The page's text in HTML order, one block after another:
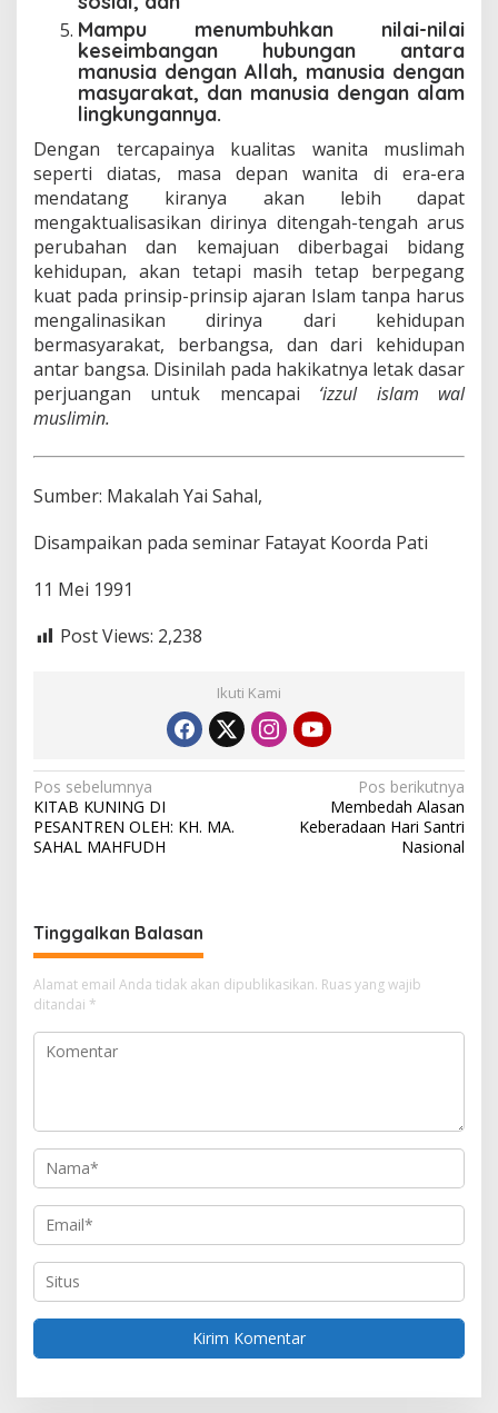
Mampu menumbuhkan nilai-nilai
keseimbangan hubungan antara
manusia dengan Allah, manusia dengan
masyarakat, dan manusia dengan alam
lingkungannya.
Dengan tercapainya kualitas wanita muslimah
seperti diatas, masa depan wanita di era-era
mendatang kiranya akan lebih dapat
mengaktualisasikan dirinya ditengah-tengah arus
perubahan dan kemajuan diberbagai bidang
kehidupan, akan tetapi masih tetap berpegang
kuat pada prinsip-prinsip ajaran Islam tanpa harus
mengalinasikan dirinya dari kehidupan
bermasyarakat, berbangsa, dan dari kehidupan
antar bangsa. Disinilah pada hakikatnya letak dasar
perjuangan untuk mencapai ‘izzul islam wal
muslimin.
Sumber: Makalah Yai Sahal,
Disampaikan pada seminar Fatayat Koorda Pati
11 Mei 1991
Post Views: 2,238
Ikuti Kami
N
a
v
g
a
s
i
p
Pos sebelumnya
KITAB KUNING DI
PESANTREN OLEH: KH. MA.
SAHAL MAHFUDH
Pos berikutnya
Membedah Alasan
Keberadaan Hari Santri
Nasional
Tinggalkan Balasan
Alamat email Anda tidak akan dipublikasikan. Ruas yang wajib
ditandai *